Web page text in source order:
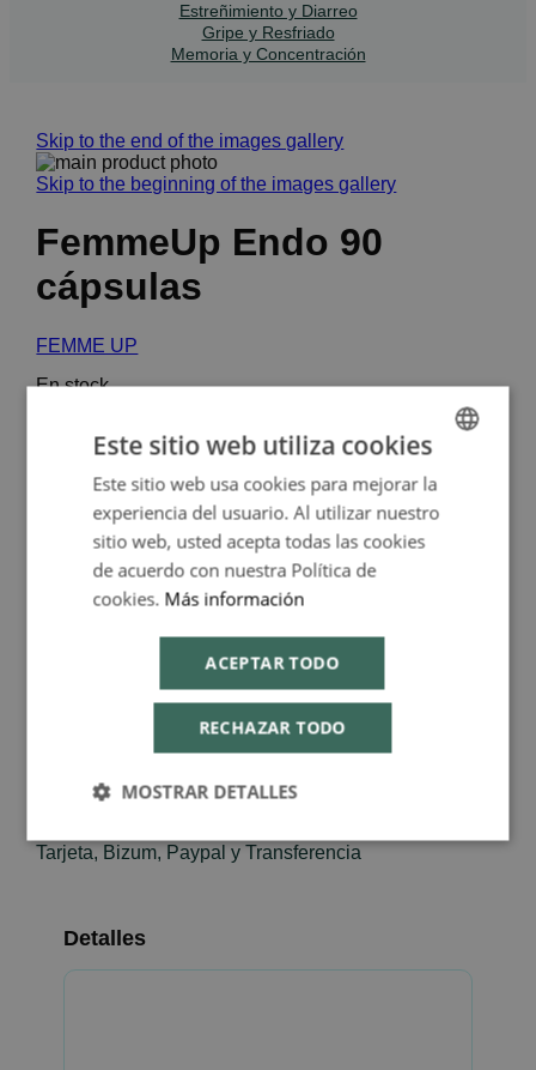
Estreñimiento y Diarreo
Gripe y Resfriado
Memoria y Concentración
Skip to the end of the images gallery
Skip to the beginning of the images gallery
FemmeUp Endo 90
cápsulas
FEMME UP
En stock
8436532904172
Dolor menstrual
Special Price
33,20 €
34,95 €
FEMMEUP_34992A
+
Añadir a favoritos
Envío gratis compras +60€
Tarjeta, Bizum, Paypal y Transferencia
Detalles
SPANISH
ENGLISH
Este sitio web utiliza cookies
Este sitio web usa cookies para mejorar la
experiencia del usuario. Al utilizar nuestro
sitio web, usted acepta todas las cookies
de acuerdo con nuestra Política de
cookies. Más información
ACEPTAR TODO
RECHAZAR TODO
MOSTRAR DETALLES